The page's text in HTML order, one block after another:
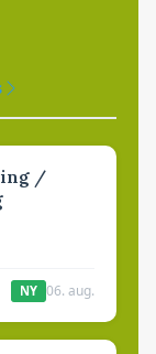
/
NY 06. aug.